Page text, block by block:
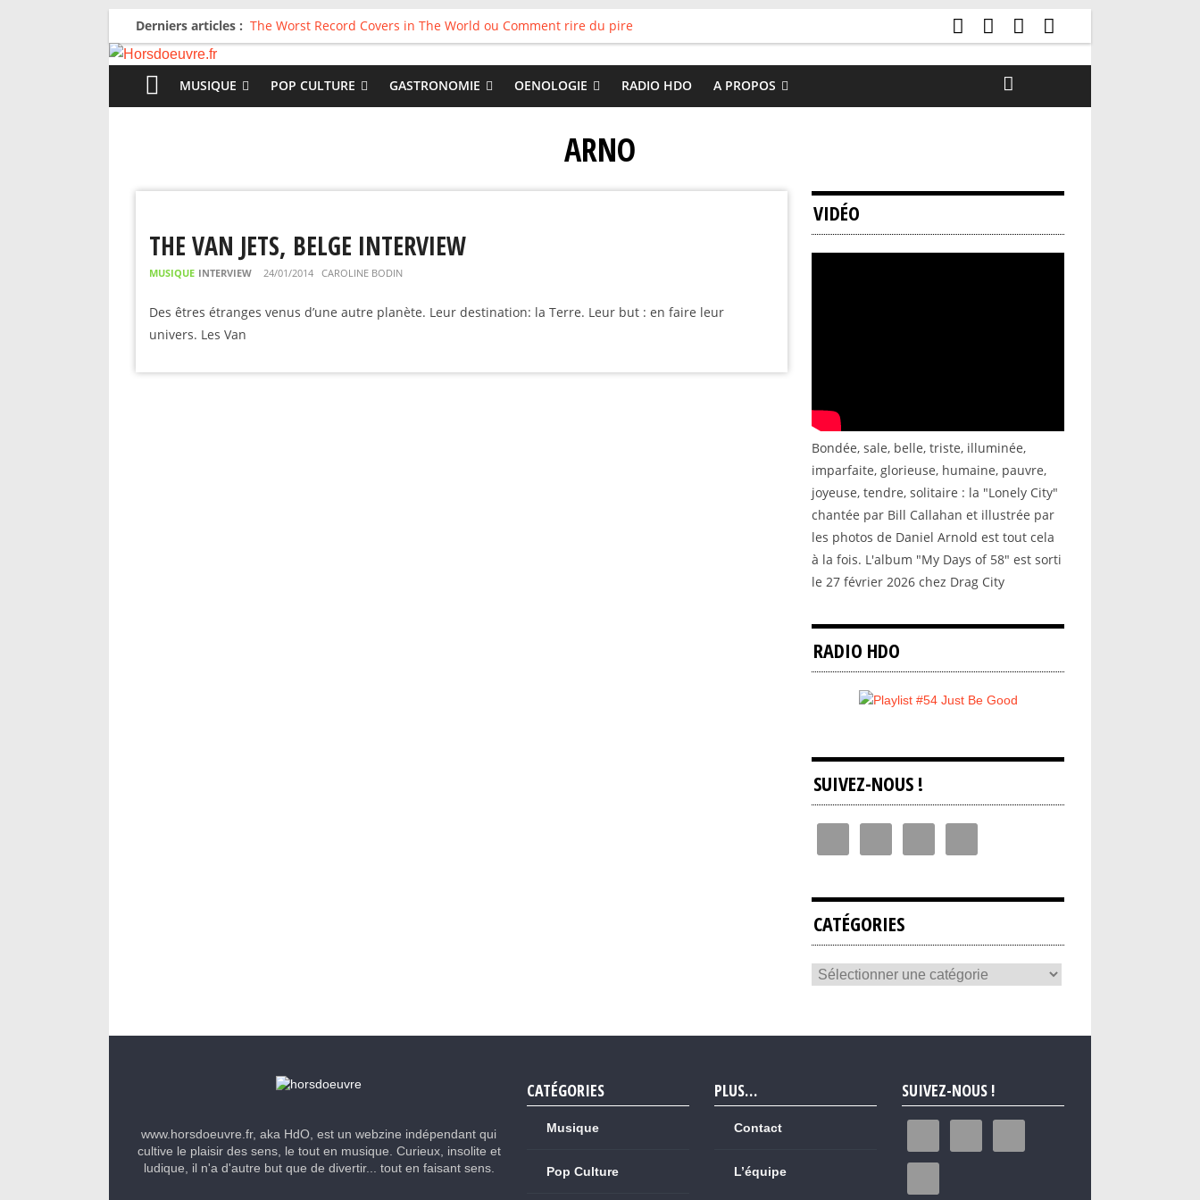
Derniers articles : The Worst Record Covers in The World ou Comment rire du pire
Avril 2026 : C’est dans les vieux pots qu’on fait les meilleurs loops !
Salvaation : Electro Ladyland
For The First Time, Again : Tyler Ballgame plie le game
Radio HDO #54 : Just be Good
MUSIQUE POP CULTURE GASTRONOMIE OENOLOGIE RADIO HDO A PROPOS
ARNO
THE VAN JETS, BELGE INTERVIEW
MUSIQUE INTERVIEW 24/01/2014 CAROLINE BODIN
Des êtres étranges venus d’une autre planète. Leur destination: la Terre. Leur but : en faire leur
univers. Les Van
VIDÉO
Bondée, sale, belle, triste, illuminée,
imparfaite, glorieuse, humaine, pauvre,
joyeuse, tendre, solitaire : la "Lonely City"
chantée par Bill Callahan et illustrée par
les photos de Daniel Arnold est tout cela
à la fois. L'album "My Days of 58" est sorti
le 27 février 2026 chez Drag City
RADIO HDO
SUIVEZ-NOUS !
CATÉGORIES
www.horsdoeuvre.fr, aka HdO, est un webzine indépendant qui
cultive le plaisir des sens, le tout en musique. Curieux, insolite et
ludique, il n'a d'autre but que de divertir... tout en faisant sens.
CATÉGORIES
Musique
Pop Culture
PLUS…
Contact
L’équipe
SUIVEZ-NOUS !